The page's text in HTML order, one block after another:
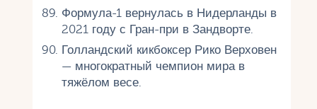
Формула-1 вернулась в Нидерланды в
2021 году с Гран-при в Зандворте.
Голландский кикбоксер Рико Верховен
— многократный чемпион мира в
тяжёлом весе.